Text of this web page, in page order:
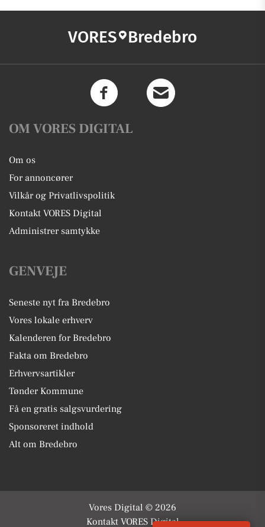
VORES Bredebro
OM VORES DIGITAL
Om os
For annoncører
Vilkår og Privatlivspolitik
Kontakt VORES Digital
Administrer samtykke
GENVEJE
Seneste nyt fra Bredebro
Vores lokale erhverv
Kalenderen for Bredebro
Fakta om Bredebro
Erhvervsartikler
Tønder Kommune
Få en gratis salgsvurdering
Sponsoreret indhold
Alt om Bredebro
Vores Digital © 2026
Kontakt VORES Digital